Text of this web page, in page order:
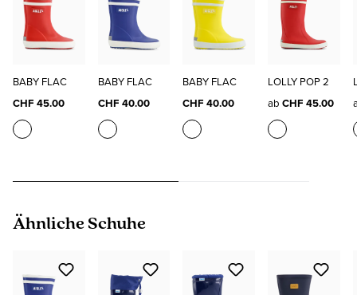
BABY FLAC
CHF 45.00
BABY FLAC
CHF 40.00
BABY FLAC
CHF 40.00
LOLLY POP 2
ab CHF 45.00
Produktgalerie überspringen
Ähnliche Schuhe